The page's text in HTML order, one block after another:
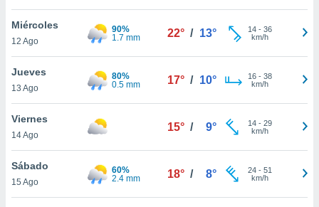
de
disponible
cookies
aceptar
Miércoles
12 Ago
90%
1.7 mm
22° / 13° 14- 36
km/h
Jueves
13 Ago
80%
0.5 mm
17° / 10° 16- 38
km/h
Viernes
14 Ago
15° / 9° 14- 29
km/h
Sábado
15 Ago
60%
2.4 mm
18° / 8° 24- 51
km/h